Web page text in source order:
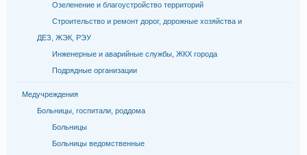
Озеленение и благоустройство территорий
Строительство и ремонт дорог, дорожные хозяйства и
ДЕЗ, ЖЭК, РЭУ
Инженерные и аварийные службы, ЖКХ города
Подрядные организации
Медучреждения
Больницы, госпитали, роддома
Больницы
Больницы ведомственные